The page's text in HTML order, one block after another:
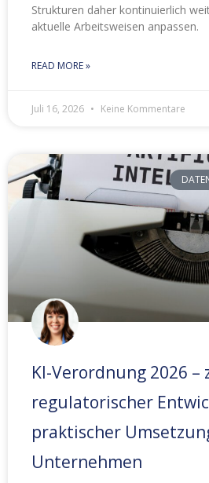
Strukturen daher kontinuierlich
aktuelle Arbeitsweisen anpassen.
READ MORE »
Juli 16, 2026 Keine Kommentare
KI-Verordnung 2026 –
regulatorischer
praktischer
Unternehmen